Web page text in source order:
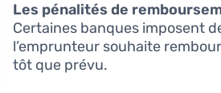
Les pénalités de
Certaines banques imposent
l’emprunteur souhaite
tôt que prévu.